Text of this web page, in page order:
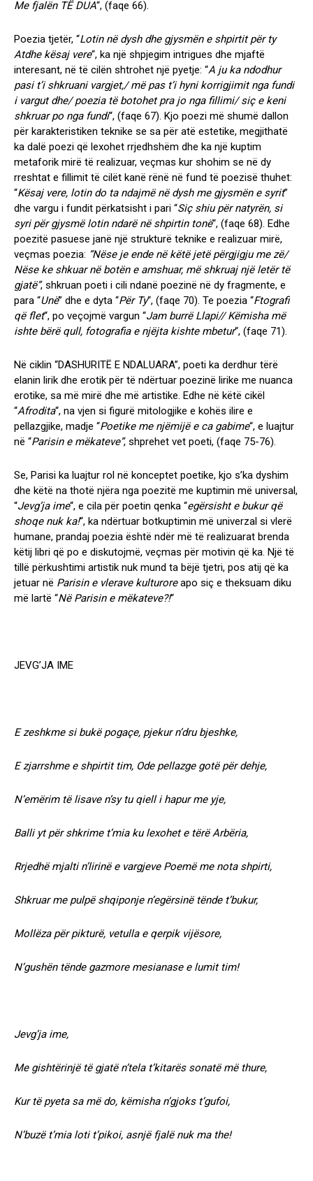
Me fjalën TË DUA“, (faqe 66).
Poezia tjetër, “Lotin në dysh dhe gjysmën e shpirtit për ty
Atdhe kësaj vere“, ka një shpjegim intrigues dhe mjaftë
interesant, në të cilën shtrohet një pyetje: “A ju ka ndodhur
pasi t’i shkruani vargjet,/ më pas t’i hyni korrigjimit nga fundi
i vargut dhe/ poezia të botohet pra jo nga fillimi/ siç e keni
shkruar po nga fundi“, (faqe 67). Kjo poezi më shumë dallon
për karakteristiken teknike se sa për atë estetike, megjithatë
ka dalë poezi që lexohet rrjedhshëm dhe ka një kuptim
metaforik mirë të realizuar, veçmas kur shohim se në dy
rreshtat e fillimit të cilët kanë rënë në fund të poezisë thuhet:
“Kësaj vere, lotin do ta ndajmë në dysh me gjysmën e syrit”
dhe vargu i fundit përkatsisht i pari “Siç shiu për natyrën, si
syri për gjysmë lotin ndarë në shpirtin tonë“, (faqe 68). Edhe
poezitë pasuese janë një strukturë teknike e realizuar mirë,
veçmas poezia: “Nëse je ende në këtë jetë përgjigju me zë/
Nëse ke shkuar në botën e amshuar, më shkruaj një letër të
gjatë”, shkruan poeti i cili ndanë poezinë në dy fragmente, e
para “Unë” dhe e dyta “Për Ty“, (faqe 70). Te poezia “Ftografi
që flet“, po veçojmë vargun “Jam burrë Llapi// Këmisha më
ishte bërë qull, fotografia e njëjta kishte mbetur“, (faqe 71).
Në ciklin “DASHURITË E NDALUARA”, poeti ka derdhur tërë
elanin lirik dhe erotik për të ndërtuar poezinë lirike me nuanca
erotike, sa më mirë dhe më artistike. Edhe në këtë cikël
“Afrodita“, na vjen si figurë mitologjike e kohës ilire e
pellazgjike, madje “Poetike me njëmijë e ca gabime“, e luajtur
në “Parisin e mëkateve”, shprehet vet poeti, (faqe 75-76).
Se, Parisi ka luajtur rol në konceptet poetike, kjo s’ka dyshim
dhe këtë na thotë njëra nga poezitë me kuptimin më universal,
“Jevg’ja ime“, e cila për poetin qenka “egërsisht e bukur që
shoqe nuk ka!“, ka ndërtuar botkuptimin më univerzal si vlerë
humane, prandaj poezia është ndër më të realizuarat brenda
këtij libri që po e diskutojmë, veçmas për motivin që ka. Një të
tillë përkushtimi artistik nuk mund ta bëjë tjetri, pos atij që ka
jetuar në Parisin e vlerave kulturoreapo siç e theksuam diku
më lartë “Në Parisin e mëkateve?!“
JEVG’JA IME
E zeshkme si bukë pogaçe, pjekur n’dru bjeshke,
E zjarrshme e shpirtit tim, Ode pellazge gotë për dehje,
N’emërim të lisave n’sy tu qiell i hapur me yje,
Balli yt për shkrime t’mia ku lexohet e tërë Arbëria,
Rrjedhë mjalti n’lirinë e vargjeve Poemë me nota shpirti,
Shkruar me pulpë shqiponje n’egërsinë tënde t’bukur,
Mollëza për pikturë, vetulla e qerpik vijësore,
N’gushën tënde gazmore mesianase e lumit tim!
Jevg’ja ime,
Me gishtërinjë të gjatë n’tela t’kitarës sonatë më thure,
Kur të pyeta sa më do, këmisha n’gjoks t’gufoi,
N’buzë t’mia loti t’pikoi, asnjë fjalë nuk ma the!